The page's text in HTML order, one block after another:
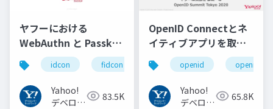
ヤフーにおける
WebAuthn と Passkey
の UX の紹介と考察
#idcon #fidcon
idcon fidcon
Yahoo!
デベロッ
83.5K
OpenID Connectとネ
イティブアプリを取り
巻く仕様と動向 Yahoo!
JAPANの取り組み
#openid
#openid_tokyo
openid
Yahoo!
デベロッ
65.8K